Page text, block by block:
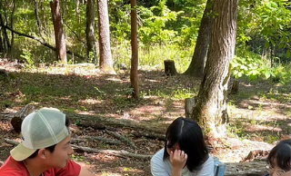
た！今回は「恐怖の先に」をテーマに、キャニオ
ニングなどのプログラムが盛り込まれていまし
た。...